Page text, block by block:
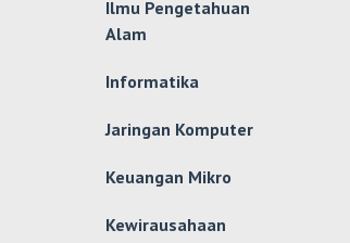
Ilmu Pengetahuan
Alam
Informatika
Jaringan Komputer
Keuangan Mikro
Kewirausahaan